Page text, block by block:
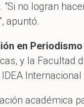
no logran
apuntó.
en
y la Facultad
académica